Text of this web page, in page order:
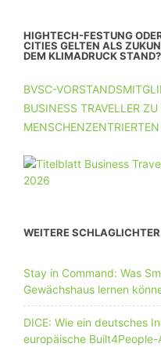
HIGHTECH-FESTUNG
CITIES GELTEN ALS
DEM KLIMADRUCK STAND?
BVSC-
BUSINESS TRAVELLER
WEITERE SCHLAGLICHTER
Stay in Command: Was
Gewächshaus lernen
DICE: Wie ein deutsches
europäische